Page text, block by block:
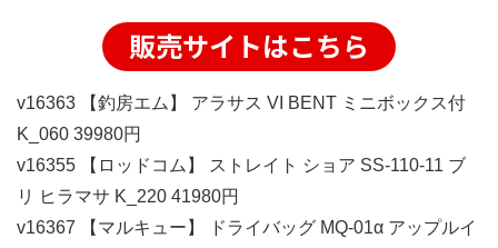
販売サイトはこちら
v16363 【釣房エム】 アラサス VI BENT ミニボックス付
K_060 39980円
v16355 【ロッドコム】 ストレイト ショア SS-110-11 ブ
リ ヒラマサ K_220 41980円
v16367 【マルキュー】 ドライバッグ MQ-01α アップルイ